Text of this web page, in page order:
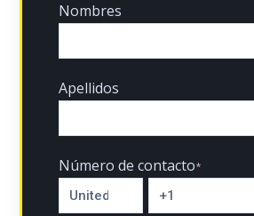
Nombres
Apellidos
Número de contacto*